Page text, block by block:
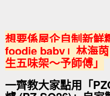
想要係屋企自制新鮮
foodie baby」林海
生五味架～予師傅」
一齊教大家點用「